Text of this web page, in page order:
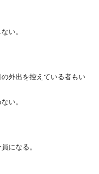
い。
外出を控えている者もい
い。
になる。